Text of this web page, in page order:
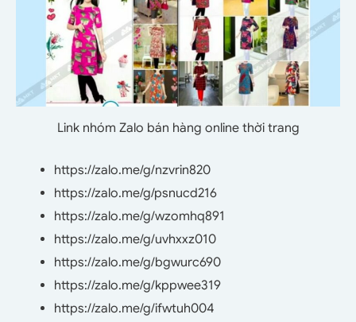
Link nhóm Zalo bán hàng online thời trang
https://zalo.me/g/nzvrin820
https://zalo.me/g/psnucd216
https://zalo.me/g/wzomhq891
https://zalo.me/g/uvhxxz010
https://zalo.me/g/bgwurc690
https://zalo.me/g/kppwee319
https://zalo.me/g/ifwtuh004